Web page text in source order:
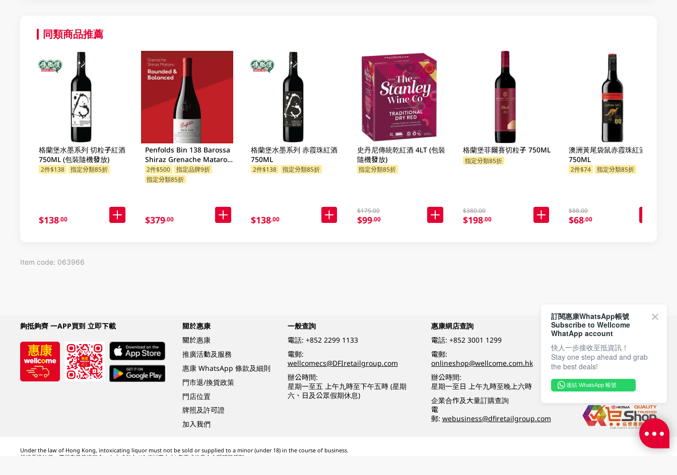
同類商品推薦
格蘭堡水墨系列 切粒子紅酒
750ML (包裝隨機發放)
2件$138 指定分類85折
$138.00
Penfolds Bin 138 Barossa
Shiraz Grenache Mataro
750ML
2件$500
指定品牌9折
指定分類85折
$379.00
格蘭堡水墨系列 赤霞珠紅酒
750ML
2件$138 指定分類85折
$138.00
史丹尼傳統乾紅酒 4LT (包裝
隨機發放)
指定分類85折
$175.00
$99.00
格蘭堡菲爾賽切粒子 750ML
指定分類85折
$380.00
$198.00
澳洲黃尾袋鼠赤霞珠紅酒
750ML
2件$74 指定分類85折
$88.00
$68.00
Item code: 063966
夠抵夠齊 一APP買到 立即下載
關於惠康
關於惠康
推廣活動及服務
惠康 WhatsApp 條款及細則
門市退/換貨政策
門店位置
牌照及許可證
加入我們
一般查詢
電話: +852 2299 1133
電郵:
wellcomecs@DFIretailgroup.com
辦公時間:
星期一至五 上午九時至下午五時 (星期
六、日及公眾假期休息)
惠康網店查詢
電話: +852 3001 1299
電郵:
onlineshop@wellcome.com.hk
辦公時間:
星期一至日 上午九時至晚上六時
企業合作及大量訂購查詢
電
郵: webusiness@dfiretailgroup.com
付款方式
關注我們
Under the law of Hong Kong, intoxicating liquor must not be sold or supplied to a minor (under 18) in the course of business.
根據香港法律，不得在業務過程中，向未成年人 (18 歲以下人士) 售賣或供應令人醺醉的酒類。
訂閱惠康WhatsApp帳號
Subscribe to Wellcome
WhatApp account
快人一步接收至抵資訊！
Stay one step ahead and grab
the best deals!
連結 WhatsApp 帳號